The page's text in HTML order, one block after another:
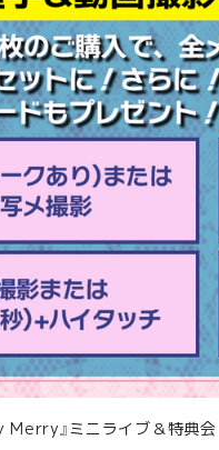
』ミニライブ＆特典会